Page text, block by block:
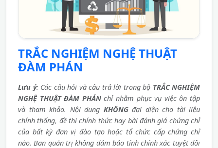
TRẮC NGHIỆM NGHỆ THUẬT
ĐÀM PHÁN
Lưu ý: Các câu hỏi và câu trả lời trong bộ TRẮC NGHIỆM
NGHỆ THUẬT ĐÀM PHÁNchỉ nhằm phục vụ việc ôn tập
và tham khảo. Nội dung KHÔNGđại diện cho tài liệu
chính thống, đề thi chính thức hay bài đánh giá chứng chỉ
của bất kỳ đơn vị đào tạo hoặc tổ chức cấp chứng chỉ
nào. Ban quản trị không đảm bảo tính chính xác tuyệt đối